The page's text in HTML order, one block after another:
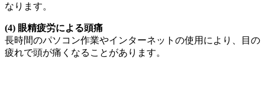
なります。
(4) 眼精疲労による頭痛
長時間のパソコン作業やインターネットの使用により、目の
疲れで頭が痛くなることがあります。